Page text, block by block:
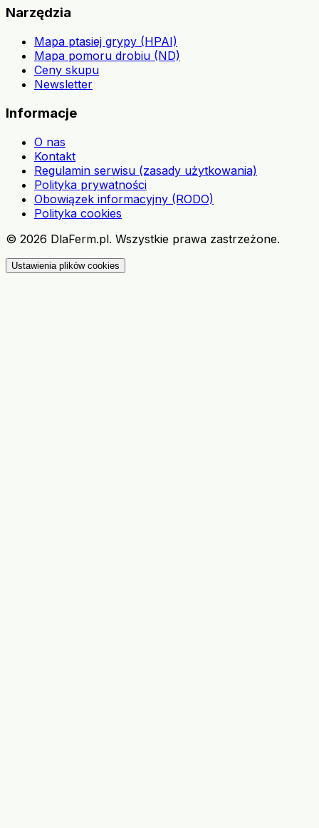
Narzędzia
Mapa ptasiej grypy (HPAI)
Mapa pomoru drobiu (ND)
Ceny skupu
Newsletter
Informacje
O nas
Kontakt
Regulamin serwisu (zasady użytkowania)
Polityka prywatności
Obowiązek informacyjny (RODO)
Polityka cookies
© 2026 DlaFerm.pl. Wszystkie prawa zastrzeżone.
Ustawienia plików cookies